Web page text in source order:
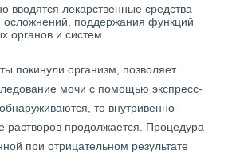
вводятся лекарственные средства
осложнений, поддержания функций
органов и систем.
покинули организм, позволяет
мочи с помощью экспресс-
то внутривенно-
растворов продолжается. Процедура
при отрицательном результате